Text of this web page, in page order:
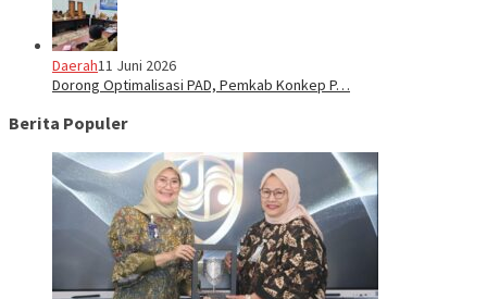
Daerah11 Juni 2026
Dorong Optimalisasi PAD, Pemkab Konkep P…
Berita Populer